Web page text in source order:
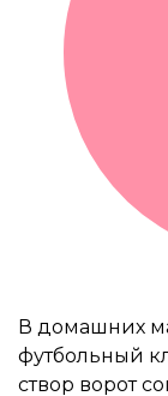
В домашних
футбольный
створ ворот